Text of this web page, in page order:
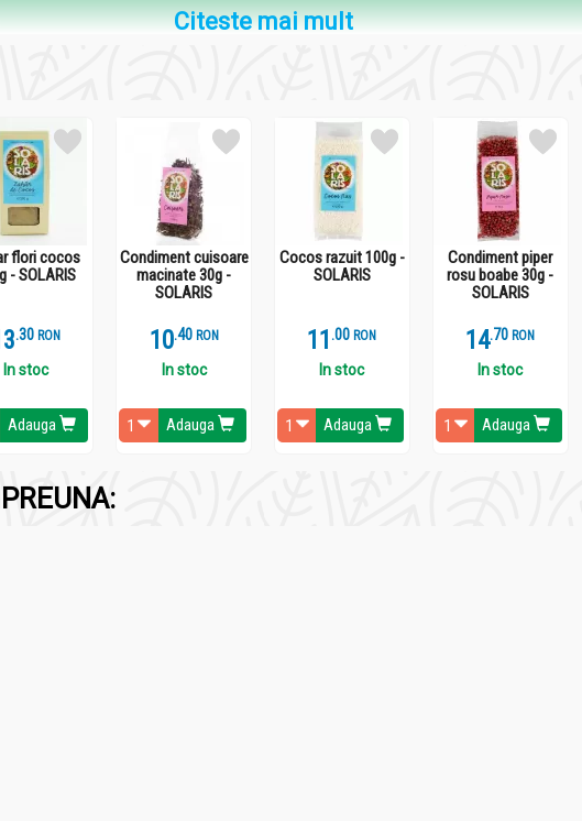
muștar, soia, nuci, alune, semințe de susan, țelină.
de panificatie.
Citeste mai mult
flori cocos
- SOLARIS
.3 RON
In stoc
Adauga
Condiment cuisoare
macinate 30g -
SOLARIS
10.4 RON
In stoc
Adauga
Cocos razuit 100g -
SOLARIS
11 .0 RON
In stoc
Adauga
Condiment piper
rosu boabe 30g -
SOLARIS
14.7 RON
In stoc
Adauga